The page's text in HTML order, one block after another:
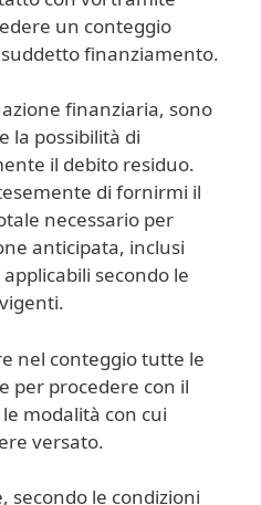
un conteggio
finanziamento.
finanziaria, sono
la possibilità di
il debito residuo.
di fornirmi il
necessario per
anticipata, inclusi
secondo le
nel conteggio tutte le
per procedere con il
modalità con cui
versato.
secondo le condizioni